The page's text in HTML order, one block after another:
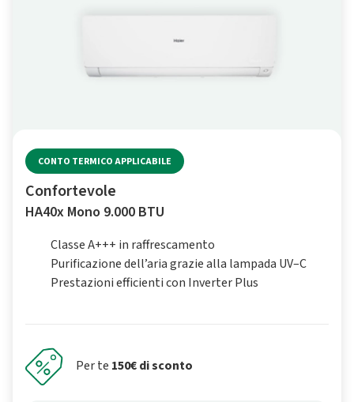
CONTO TERMICO APPLICABILE
Confortevole
HA40x Mono 9.000 BTU
Classe A+++ in raffrescamento
Purificazione dell’aria grazie alla lampada UV–C
Prestazioni efficienti con Inverter Plus
Per te 150€ di sconto